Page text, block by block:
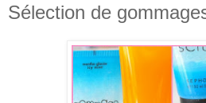
Sélection de